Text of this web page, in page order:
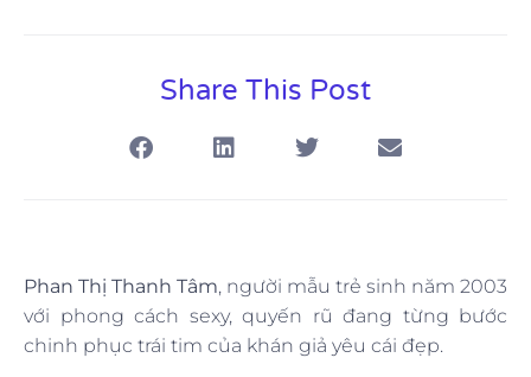
Share This Post
Phan Thị Thanh Tâm, người mẫu trẻ sinh năm 2003
với phong cách sexy, quyến rũ đang từng bước
chinh phục trái tim của khán giả yêu cái đẹp.